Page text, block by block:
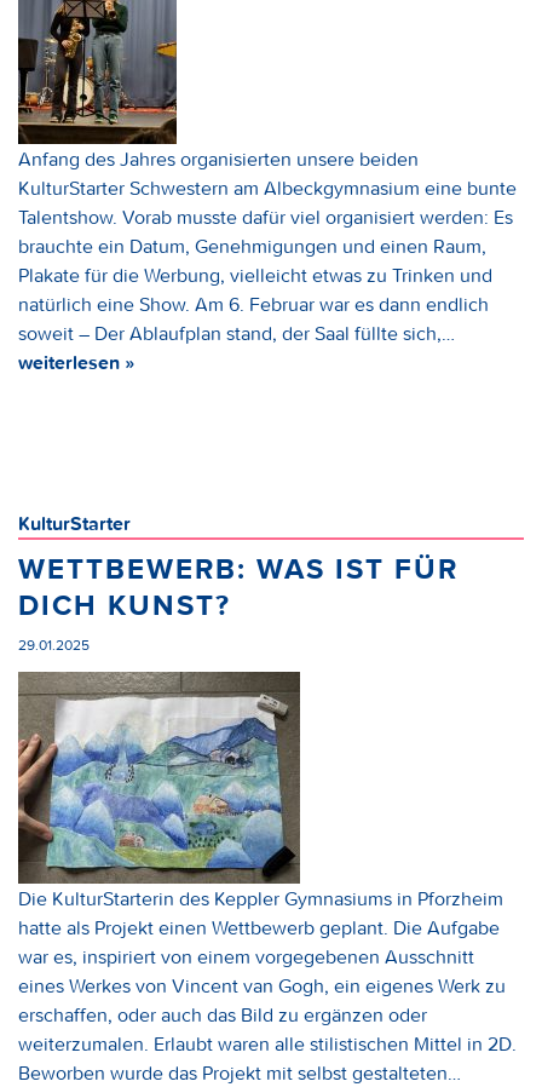
Anfang des Jahres organisierten unsere beiden
KulturStarter Schwestern am Albeckgymnasium eine bunte
Talentshow. Vorab musste dafür viel organisiert werden: Es
brauchte ein Datum, Genehmigungen und einen Raum,
Plakate für die Werbung, vielleicht etwas zu Trinken und
natürlich eine Show. Am 6. Februar war es dann endlich
soweit – Der Ablaufplan stand, der Saal füllte sich,…
weiterlesen »
KulturStarter
WETTBEWERB: WAS IST FÜR
DICH KUNST?
29.01.2025
Die KulturStarterin des Keppler Gymnasiums in Pforzheim
hatte als Projekt einen Wettbewerb geplant. Die Aufgabe
war es, inspiriert von einem vorgegebenen Ausschnitt
eines Werkes von Vincent van Gogh, ein eigenes Werk zu
erschaffen, oder auch das Bild zu ergänzen oder
weiterzumalen. Erlaubt waren alle stilistischen Mittel in 2D.
Beworben wurde das Projekt mit selbst gestalteten…